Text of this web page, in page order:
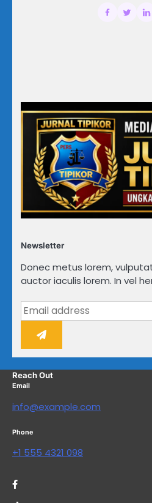
Newsletter
Donec metus lorem,
auctor iaculis lorem. In vel
Reach Out
Email
info@example.com
Phone
+1 555 4321 098